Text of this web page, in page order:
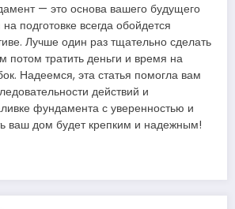
— это основа вашего будущего
подготовке всегда обойдется
Лучше один раз тщательно сделать
потом тратить деньги и время на
Надеемся, эта статья помогла вам
действий и
фундамента с уверенностью и
ваш дом будет крепким и надежным!